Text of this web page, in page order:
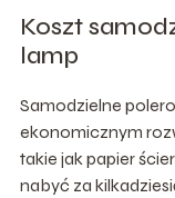
Koszt
lamp
Samodzielne
ekonomicznym
takie jak papier
nabyć za